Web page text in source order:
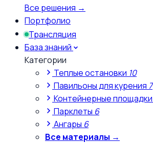
Все решения →
Портфолио
Трансляция
База знаний
Категории
Теплые остановки 10
Павильоны для курения 7
Контейнерные площадки
Парклеты 6
Ангары 6
Все материалы →